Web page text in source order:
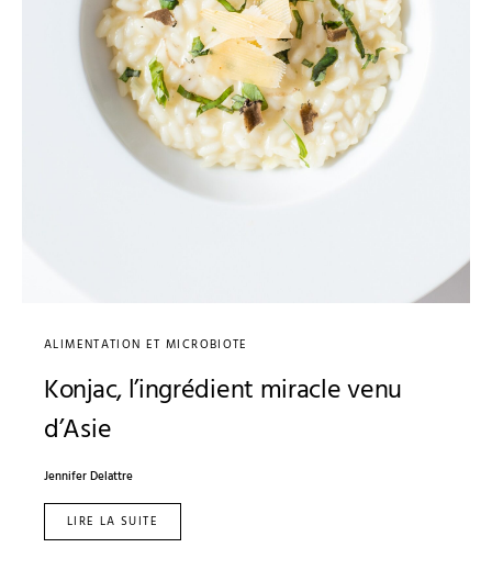
ALIMENTATION ET MICROBIOTE
Konjac, l’ingrédient miracle venu
d’Asie
Jennifer Delattre
LIRE LA SUITE